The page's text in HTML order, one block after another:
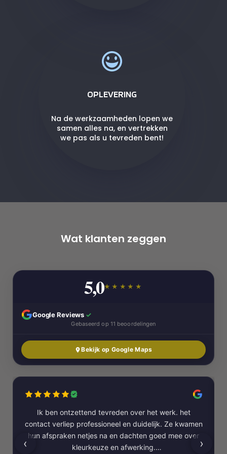
OPLEVERING
Na de werkzaamheden lopen we
samen alles na, en vertrekken
we pas als u tevreden bent!
Wat klanten zeggen
5,0★★★★★
Google Reviews ✓
Gebaseerd op 11 beoordelingen
Bekijk op Google Maps
Ik ben ontzettend tevreden over het werk. het
contact verliep professioneel en duidelijk. Ze kwamen
hun afspraken netjes na en dachten goed mee over
kleurkeuze en afwerking.
‹ ›